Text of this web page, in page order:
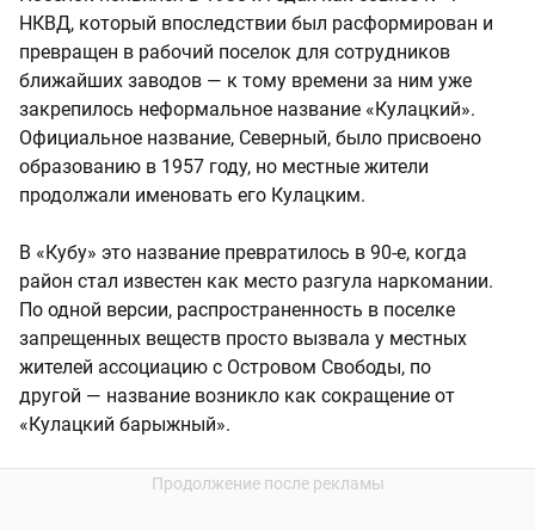
НКВД, который впоследствии был расформирован и
превращен в рабочий поселок для сотрудников
ближайших заводов — к тому времени за ним уже
закрепилось неформальное название «Кулацкий».
Официальное название, Северный, было присвоено
образованию в 1957 году, но местные жители
продолжали именовать его Кулацким.
В «Кубу» это название превратилось в 90-е, когда
район стал известен как место разгула наркомании.
По одной версии, распространенность в поселке
запрещенных веществ просто вызвала у местных
жителей ассоциацию с Островом Свободы, по
другой — название возникло как сокращение от
«Кулацкий барыжный».